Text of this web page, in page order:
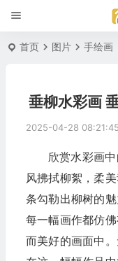
首页 图片 手绘画
垂柳水彩画
2025-04-28 08:21:45
欣赏水彩画
风拂拭柳絮，柔
条勾勒出柳树的
每一幅画作都仿
而美好的画面中